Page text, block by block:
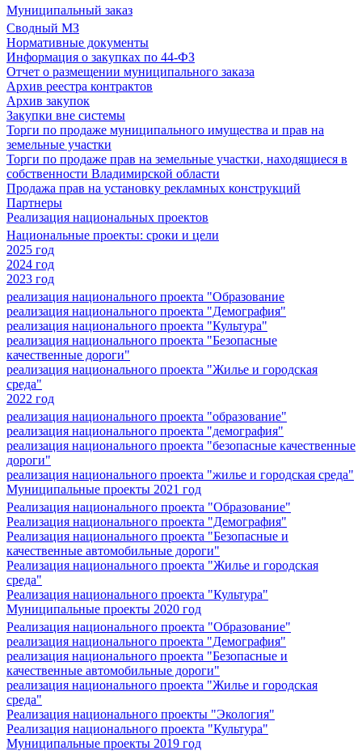
Муниципальный заказ
Сводный МЗ
Нормативные документы
Информация о закупках по 44-ФЗ
Отчет о размещении муниципального заказа
Архив реестра контрактов
Архив закупок
Закупки вне системы
Торги по продаже муниципального имущества и прав на
земельные участки
Торги по продаже прав на земельные участки, находящиеся в
собственности Владимирской области
Продажа прав на установку рекламных конструкций
Партнеры
Реализация национальных проектов
Национальные проекты: сроки и цели
2025 год
2024 год
2023 год
реализация национального проекта "Образование
реализация национального проекта "Демография"
реализация национального проекта "Культура"
реализация национального проекта "Безопасные
качественные дороги"
реализация национального проекта "Жилье и городская
среда"
2022 год
реализация национального проекта "образование"
реализация национального проекта "демография"
реализация национального проекта "безопасные качественные
дороги"
реализация национального проекта "жилье и городская среда"
Муниципальные проекты 2021 год
Реализация национального проекта "Образование"
Реализация национального проекта "Демография"
Реализация национального проекта "Безопасные и
качественные автомобильные дороги"
Реализация национального проекта "Жилье и городская
среда"
Реализация национального проекта "Культура"
Муниципальные проекты 2020 год
Реализация национального проекта "Образование"
реализация национального проекта "Демография"
реализация национального проекта "Безопасные и
качественные автомобильные дороги"
реализация национального проекта "Жилье и городская
среда"
Реализация национального проекты "Экология"
Реализация национального проекта "Культура"
Муниципальные проекты 2019 год